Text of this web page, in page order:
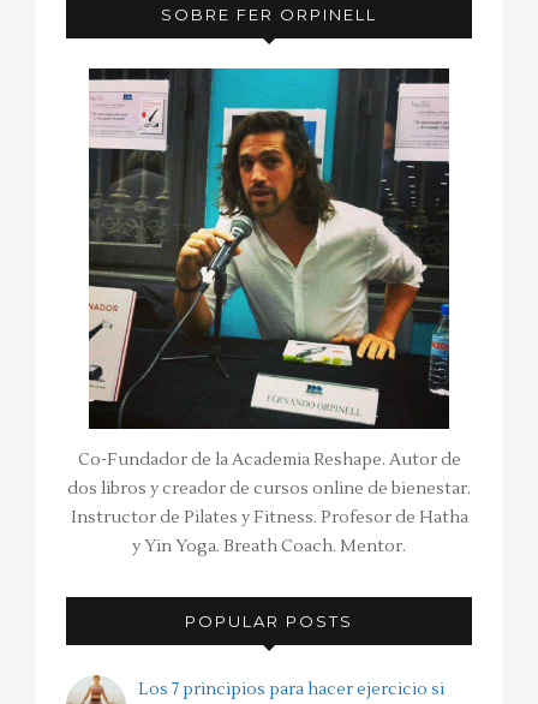
SOBRE FER ORPINELL
Co-Fundador de la Academia Reshape. Autor de
dos libros y creador de cursos online de bienestar.
Instructor de Pilates y Fitness. Profesor de Hatha
y Yin Yoga. Breath Coach. Mentor.
POPULAR POSTS
Los 7 principios para hacer ejercicio si